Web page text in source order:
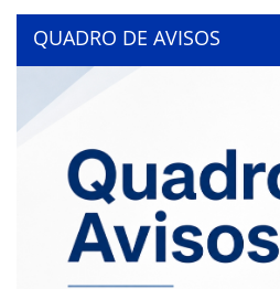
QUADRO DE AVISOS